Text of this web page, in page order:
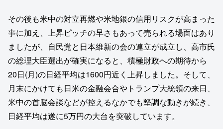
その後も米中の対立再燃や米地銀の信用リスクが高まった
事に加え、上昇ピッチの早さもあって売られる場面はあり
ましたが、自民党と日本維新の会の連立が成立し、高市氏
の総理大臣選出が確実になると、積極財政への期待から
20日(月)の日経平均は1600円近く上昇しました。そして、
月末にかけても日米の金融会合やトランプ大統領の来日、
米中の首脳会談などが控えるなかでも堅調な動きが続き、
日経平均は遂に5万円の大台を突破しています。